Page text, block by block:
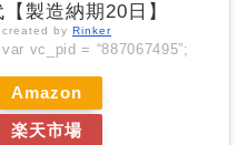
【製造納期20日】
created by Rinker
var vc_pid = “887067495”;
Amazon
楽天市場